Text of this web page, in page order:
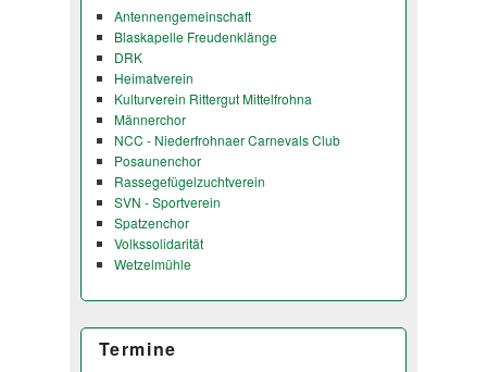
Antennengemeinschaft
Blaskapelle Freudenklänge
DRK
Heimatverein
Kulturverein Rittergut Mittelfrohna
Männerchor
NCC - Niederfrohnaer Carnevals Club
Posaunenchor
Rassegefügelzuchtverein
SVN - Sportverein
Spatzenchor
Volkssolidarität
Wetzelmühle
Termine